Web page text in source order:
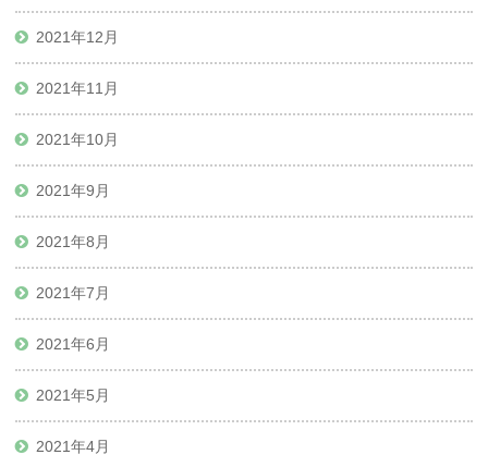
2021年12月
2021年11月
2021年10月
2021年9月
2021年8月
2021年7月
2021年6月
2021年5月
2021年4月